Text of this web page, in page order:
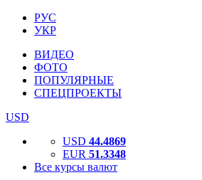
РУС
УКР
ВИДЕО
ФОТО
ПОПУЛЯРНЫЕ
СПЕЦПРОЕКТЫ
USD
USD 44.4869
EUR 51.3348
Все курсы валют